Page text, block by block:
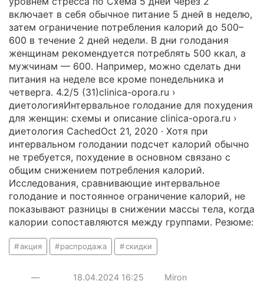
включает в себя обычное питание 5 дней в неделю,
затем ограничение потребления калорий до 500–
600 в течение 2 дней недели. В дни голодания
женщинам рекомендуется потреблять 500 ккал, а
мужчинам — 600. Например, можно сделать дни
питания на неделе все кроме понедельника и
четверга. 4.2/5 (31)clinica-opora.ru ›
диетологияИнтервальное голодание для похудения
для женщин: схемы и описание clinica-opora.ru ›
диетология CachedOct 21, 2020 · Хотя при
интервальном голодании подсчет калорий обычно
не требуется, похудение в основном связано с
общим снижением потребления калорий.
Исследования, сравнивающие интервальное
голодание и постоянное ограничение калорий, не
показывают разницы в снижении массы тела, когда
калории сопоставляются между группами. Резюме:
акция распродажа скидки
— 18.04.2024 16:25 Miron